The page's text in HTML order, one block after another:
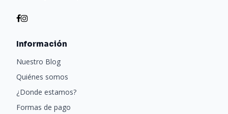
Información
Nuestro Blog
Quiénes somos
¿Donde estamos?
Formas de pago